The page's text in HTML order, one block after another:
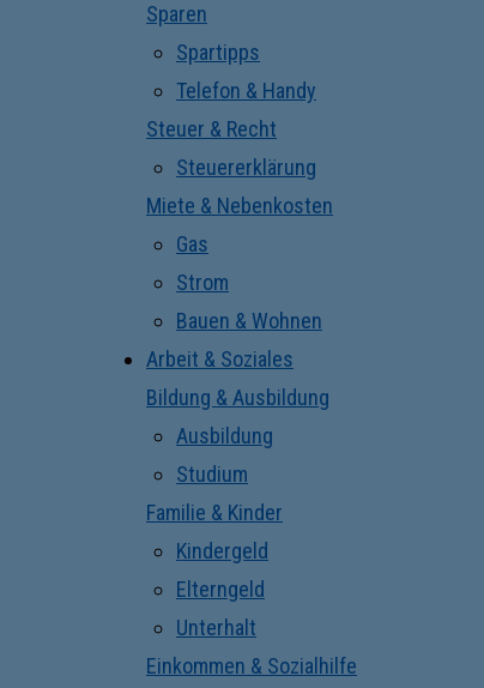
Sparen
Spartipps
Telefon & Handy
Steuer & Recht
Steuererklärung
Miete & Nebenkosten
Gas
Strom
Bauen & Wohnen
Arbeit & Soziales
Bildung & Ausbildung
Ausbildung
Studium
Familie & Kinder
Kindergeld
Elterngeld
Unterhalt
Einkommen & Sozialhilfe